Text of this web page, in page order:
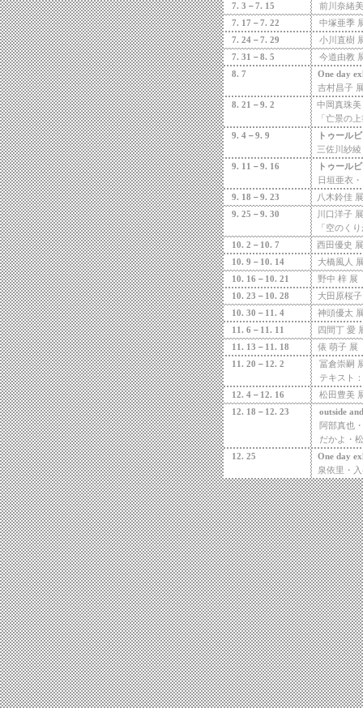
7. 3 －7. 15
前川奈緒美
7. 17 －7. 22 中塚亜季
7. 24 －7. 29 小川直樹
7. 31 －8. 5 今道由教
8. 7
One day
吉村昌子
8. 21 －9. 2
中岡真珠美
「亡景の
9. 4 －9. 9
トゥール
三佐川紗
9. 11 －9. 16
トゥール
日垣亜衣
9. 18 －9. 23 八木鈴佳
9. 25 －9. 30 川口洋子
「空のく
10. 2 － 10. 7 西田優史
10. 9 － 10. 14 大橋風人
10. 16 － 10. 21 野中 梓
10. 23 － 10. 28
大田原桜子
10. 30 － 11. 4 神頭優太
11. 6 － 11. 11 四間丁 愛
11. 13 － 11. 18 俵 萌子
11. 20 － 12. 2 冨倉崇嗣
テキスト
12. 4 － 12. 16 松田豊美
12. 18 － 12. 23
outside
阿部真也
だかよ・
12. 25
One day
泉依里・